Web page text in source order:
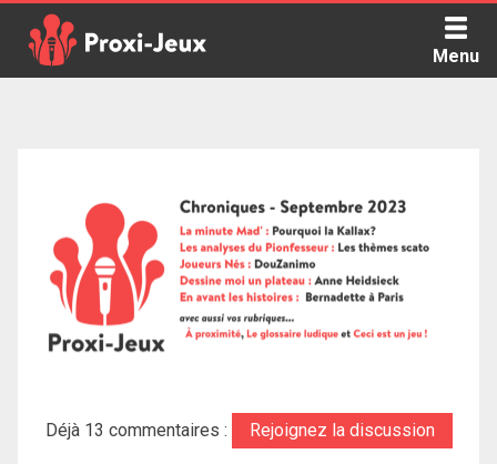
content
Menu
Déjà 13 commentaires : Rejoignez la discussion